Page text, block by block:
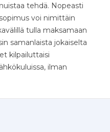
tehdä. Nopeasti
voi nimittäin
tulla maksamaan
samanlaista jokaiselta
kilpailuttaisi
ilman